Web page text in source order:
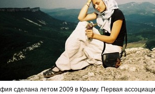
сделана летом 2009 в Крыму. Первая